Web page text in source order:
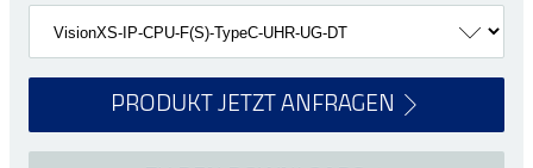
PRODUKT JETZT ANFRAGEN